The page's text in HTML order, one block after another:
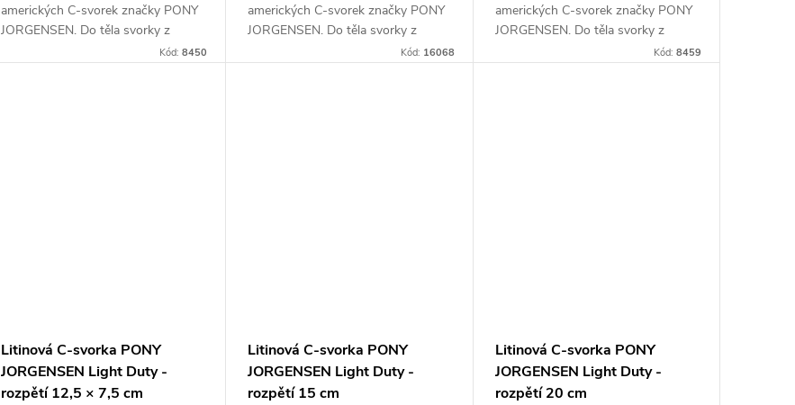
amerických C-svorek značky PONY
JORGENSEN. Do těla svorky z
tvárné litiny je usazen ocelový šroub
Kód:8450
amerických C-svorek značky PONY
JORGENSEN. Do těla svorky z
tvárné litiny je usazen ocelový šroub
Kód: 16068
amerických C-svorek značky PONY
JORGENSEN. Do těla svorky z
tvárné litiny je usazen ocelový šroub
Kód: 8459
Litinová C-svorka PONY
JORGENSEN Light Duty -
rozpětí 12,5 × 7,5 cm
Litinová C-svorka PONY
JORGENSEN Light Duty -
rozpětí 15 cm
Litinová C-svorka PONY
JORGENSEN Light Duty -
rozpětí 20 cm